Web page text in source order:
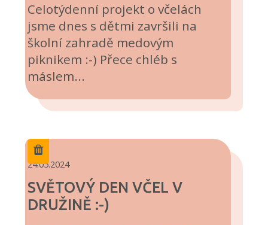
Celotýdenní projekt o včelách
jsme dnes s dětmi završili na
školní zahradě medovým
piknikem :-) Přece chléb s
máslem...
24.05.2024
SVĚTOVÝ DEN VČEL V
DRUŽINĚ :-)